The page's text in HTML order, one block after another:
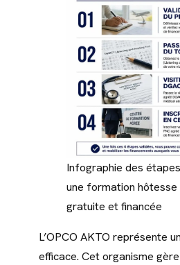
Infographie des
une formation hôtesse
gratuite et financée
L’OPCO AKTO représente
efficace. Cet organisme